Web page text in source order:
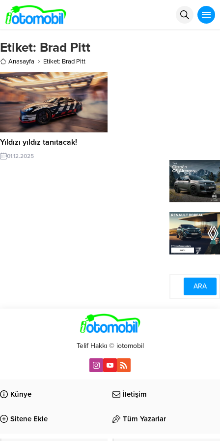
Etiket: Brad Pitt
Anasayfa Etiket: Brad Pitt
Yıldızı yıldız tanıtacak!
01.12.2025
Telif Hakkı © iotomobil
Künye İletişim
Sitene Ekle Tüm Yazarlar